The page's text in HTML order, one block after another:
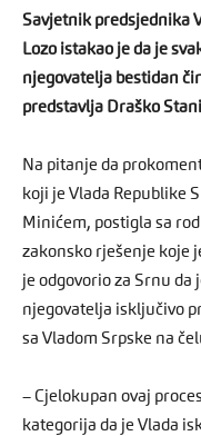
Savjetnik predsjednika
Lozo istakao je da je
njegovatelja bestidan
predstavlja Draško
Na pitanje da
koji je Vlada Republike
Minićem, postigla sa
zakonsko rješenje koje
je odgovorio za Srnu
njegovatelja isključivo
sa Vladom Srpske na
– Cjelokupan ovaj
kategorija da je Vlada